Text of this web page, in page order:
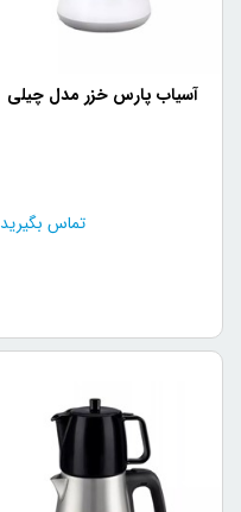
آسیاب پارس خزر مدل چیلی
تماس بگیرید